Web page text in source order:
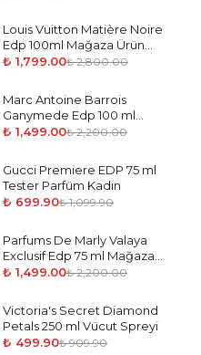
-36%
Louis Vuitton Matière Noire
Edp 100ml Mağaza Ürün
Unisex
₺ 1,799.00₺ 2,800.00
-32%
Marc Antoine Barrois
Ganymede Edp 100 ml
Mağaza Ürün Man
₺ 1,499.00₺ 2,200.00
-36 %
Gucci Premiere EDP 75 ml
Tester Parfüm Kadın
₺ 699.90₺ 1,099.90
-32%
Parfums De Marly Valaya
Exclusif Edp 75 ml Mağaza
Ürün Woman
₺ 1,499.00₺ 2,200.00
-45%
Victoria's Secret Diamond
Petals 250 ml Vücut Spreyi
₺ 499.90₺ 909.90